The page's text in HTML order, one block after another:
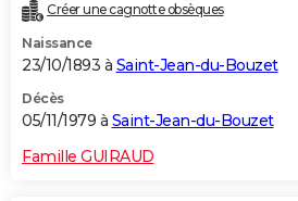
Créer une cagnotte obsèques
Naissance
23/10/1893 à Saint-Jean-du-Bouzet
Décès
05/11/1979 à Saint-Jean-du-Bouzet
Famille GUIRAUD